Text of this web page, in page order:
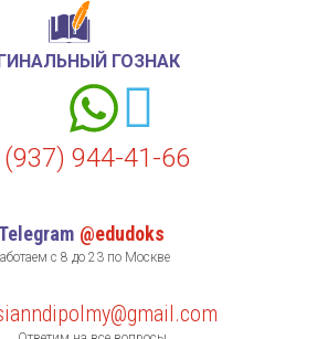
ГОЗНАК
(937) 944-41-66
Telegram @edudoks
с 8 до 23 по Москве